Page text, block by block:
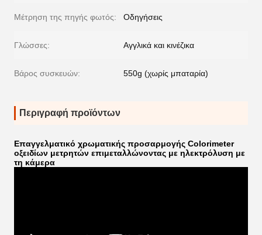
Μέτρηση της πηγής φωτός: Οδηγήσεις
Γλώσσες: Αγγλικά και κινέζικα
Βάρος συσκευών: 550g (χωρίς μπαταρία)
Περιγραφή προϊόντων
Επαγγελματικό χρωματικής προσαρμογής Colorimeter
οξειδίων μετρητών επιμεταλλώνοντας με ηλεκτρόλυση με
τη κάμερα